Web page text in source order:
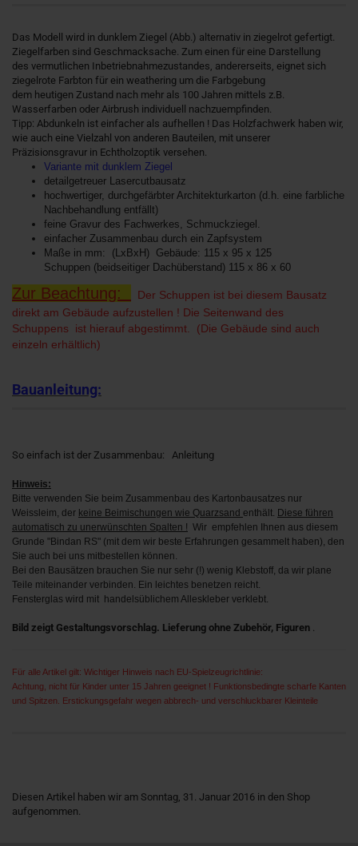
Das Modell wird in dunklem Ziegel (Abb.) alternativ in ziegelrot gefertigt.
Ziegelfarben sind Geschmacksache. Zum einen für eine Darstellung
des vermutlichen Inbetriebnahmezustandes, andererseits, eignet sich
ziegelrote Farbton für ein weathering um die Farbgebung
dem heutigen Zustand nach mehr als 100 Jahren mittels z.B.
Wasserfarben oder Airbrush individuell nachzuempfinden.
Tipp: Abdunkeln ist einfacher als aufhellen ! Das Holzfachwerk haben wir,
wie auch eine Vielzahl von anderen Bauteilen, mit unserer
Präzisionsgravur in Echtholzoptik versehen.
Variante mit dunklem Ziegel
detailgetreuer Lasercutbausatz
hochwertiger, durchgefärbter Architekturkarton (d.h. eine farbliche
Nachbehandlung entfällt)
feine Gravur des Fachwerkes, Schmuckziegel.
einfacher Zusammenbau durch ein Zapfsystem
Maße in mm: (LxBxH) Gebäude: 115 x 95 x 125
Schuppen (beidseitiger Dachüberstand) 115 x 86 x 60
Zur Beachtung:
Der Schuppen ist bei diesem Bausatz
direkt am Gebäude aufzustellen ! Die Seitenwand des
Schuppens ist hierauf abgestimmt. (Die Gebäude sind auch
einzeln erhältlich)
Bauanleitung:
So einfach ist der Zusammenbau: Anleitung
Hinweis:
Bitte verwenden Sie beim Zusammenbau des Kartonbausatzes nur
Weissleim, der keine Beimischungen wie Quarzsand enthält. Diese führen
automatisch zu unerwünschten Spalten ! Wir empfehlen Ihnen aus diesem
Grunde "Bindan RS" (mit dem wir beste Erfahrungen gesammelt haben), den
Sie auch bei uns mitbestellen können.
Bei den Bausätzen brauchen Sie nur sehr (!) wenig Klebstoff, da wir plane
Teile miteinander verbinden. Ein leichtes benetzen reicht.
Fensterglas wird mit handelsüblichem Alleskleber verklebt.
Bild zeigt Gestaltungsvorschlag. Lieferung ohne Zubehör, Figuren .
Für alle Artikel gilt: Wichtiger Hinweis nach EU-Spielzeugrichtlinie:
Achtung, nicht für Kinder unter 15 Jahren geeignet ! Funktionsbedingte scharfe Kanten
und Spitzen. Erstickungsgefahr wegen abbrech- und verschluckbarer Kleinteile
Diesen Artikel haben wir am Sonntag, 31. Januar 2016 in den Shop
aufgenommen.